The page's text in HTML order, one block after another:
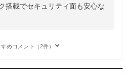
搭載でセキュリティ面も安心な
めコメント（2件）